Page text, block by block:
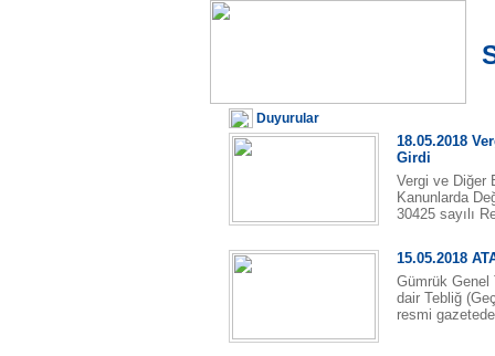
Duyurular
18.05.2018
Girdi
Vergi ve Diğer
Kanunlarda
30425 sayılı
15.05.2018
Gümrük Genel
dair Tebliğ
resmi